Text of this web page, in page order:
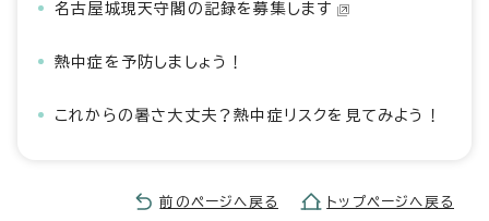
名古屋城現天守閣の記録を募集します
熱中症を予防しましょう！
これからの暑さ大丈夫？熱中症リスクを見てみよう！
前のページへ戻る トップページへ戻る